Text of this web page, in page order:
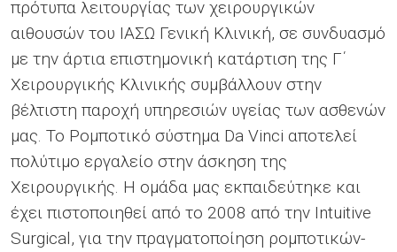
πρότυπα λειτουργίας των χειρουργικών
αιθουσών του ΙΑΣΩ Γενική Κλινική, σε συνδυασμό
με την άρτια επιστημονική κατάρτιση της Γ΄
Χειρουργικής Κλινικής συμβάλλουν στην
βέλτιστη παροχή υπηρεσιών υγείας των ασθενών
μας. Το Ρομποτικό σύστημα Da Vinci αποτελεί
πολύτιμο εργαλείο στην άσκηση της
Χειρουργικής. Η ομάδα μας εκπαιδεύτηκε και
έχει πιστοποιηθεί από το 2008 από την Intuitive
Surgical, για την πραγματοποίηση ρομποτικών-